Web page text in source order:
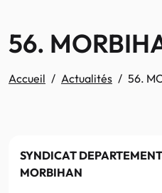
56.
Accueil Actualités 56.
SYNDICAT
MORBIHAN